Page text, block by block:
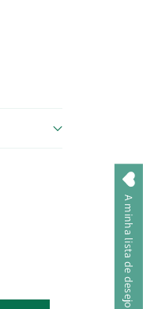
A minha lista de desejos